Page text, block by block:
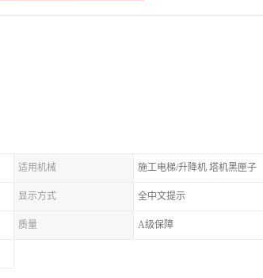
适用机械 施工电梯/升降机 塔机黑匣子
显示方式 全中文提示
质量 A级保障